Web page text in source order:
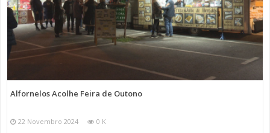
Alfornelos Acolhe Feira de Outono
22 Novembro 2024 0 K